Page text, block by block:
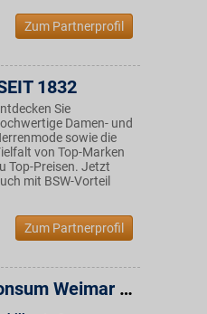
Zum Partnerprofil
1832
Sie
Damen- und
sowie die
von Top-Marken
Top-Preisen. Jetzt
mit BSW-Vorteil
Zum Partnerprofil
Think-Store - Konsum Weimar Gruppe